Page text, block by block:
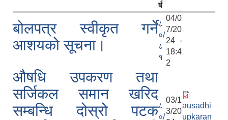
र्ष
बोलपत्र स्वीकृत गर्ने
आशयको सूचना।
८
०/
८
१
04/0
7/20
24 -
18:4
2
औषधि उपकरण तथा
सर्जिकल समान खरिद
सम्बन्धि दोस्रो पटक८
०/
03/1
3/20
ausadhi
upkaran